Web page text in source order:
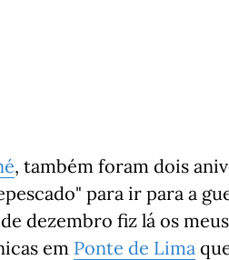
, também foram dois
para ir para a
dezembro fiz lá os
em Ponte de Lima